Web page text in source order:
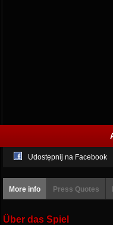
Udostępnij na Facebook
More info Press Quotes
Über das Spiel